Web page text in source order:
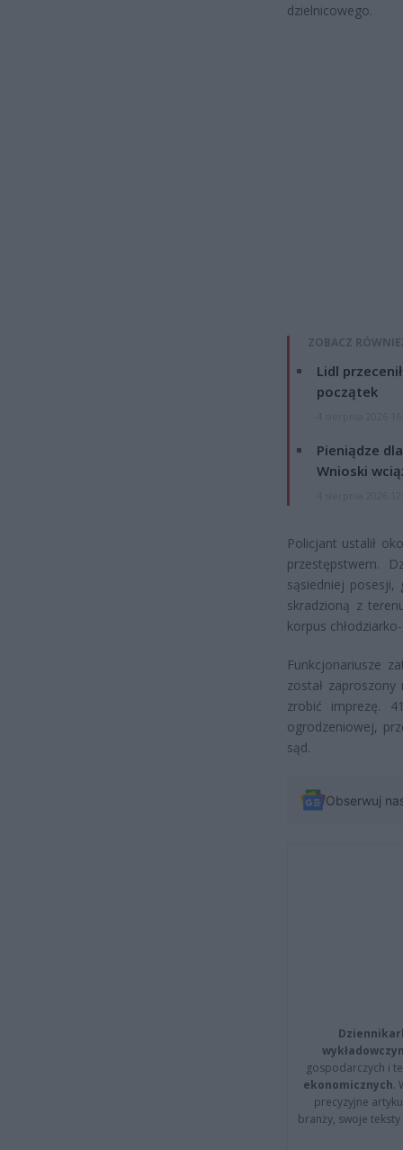
dzielnicowego.
ZOBACZ
Lidl
początek
Pieniądze
Wnioski
Policjant ustalił
przestępstwem.
sąsiedniej posesji,
skradzioną z
korpus
Funkcjonariusze
został
zrobić imprezę.
ogrodzeniowej,
sąd.
Obserwuj
gospodarczych i
ekonomicznych.
precyzyjne
branży, swoje